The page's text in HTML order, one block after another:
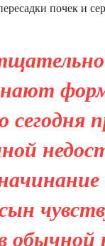
почек и
сегодня